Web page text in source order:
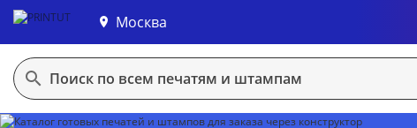
Москва
В конструктор